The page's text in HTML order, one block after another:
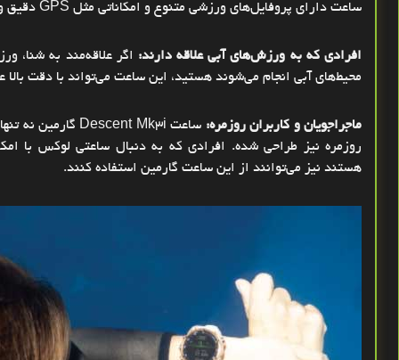
ساعت دارای پروفایل‌های ورزشی متنوع و امکاناتی مثل GPS دقیق
افرادی که به ورزش‌های آبی علاقه دارند: اگر علاقه‌مند به شنا،
محیط‌های آبی انجام می‌شوند هستید، این ساعت می‌تواند با دقت
ماجراجویان و کاربران روزمره: ساعتDescent Mk3i گارمین نه
روزمره نیز طراحی شده. افرادی که به دنبال ساعتی لوکس با
هستند نیز می‌توانند از این ساعت گارمین استفاده کنند.